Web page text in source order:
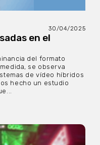
30/04/2025
en el
del formato
se observa
de vídeo híbridos
hecho un estudio